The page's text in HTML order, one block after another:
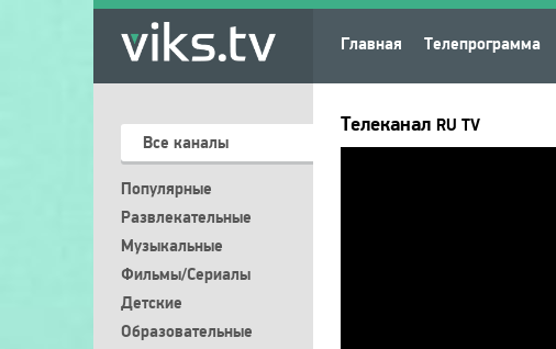
Главная Телепрограмма
Все каналы
Популярные
Развлекательные
Музыкальные
Фильмы/Сериалы
Детские
Образовательные
Телеканал RU TV